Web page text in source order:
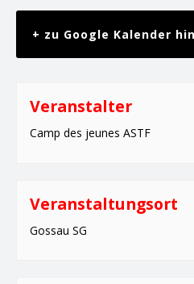
+ zu Google Kalender
Veranstalter
Camp des jeunes ASTF
Veranstaltungsort
Gossau SG